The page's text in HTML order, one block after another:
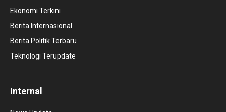
Ekonomi Terkini
Berita Internasional
Berita Politik Terbaru
Teknologi Terupdate
Internal